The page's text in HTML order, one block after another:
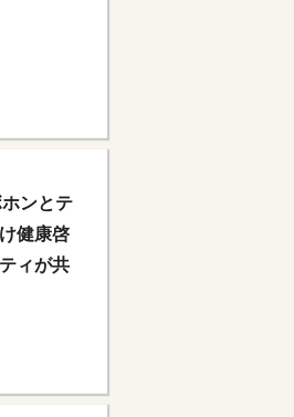
ンとテ
健康啓
ィが共